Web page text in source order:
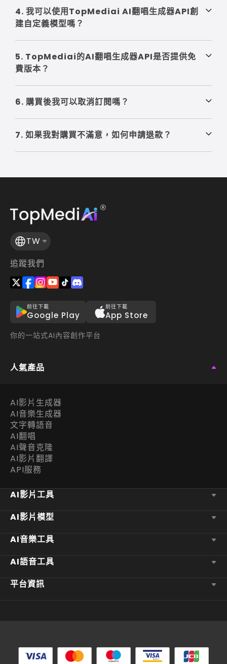
4. 我可以使用TopMediai AI翻唱生成器API創
建自定義模型嗎？
5. TopMediai的AI翻唱生成器API是否提供免
費版本？
6. 購買後我可以取消訂閱嗎？
7. 如果我對購買不滿意，如何申請退款？
TW
追蹤我們
前往下載
Google Play
前往下載
App Store
你的一站式AI內容創作平台
人氣產品
AI影片生成器
AI音樂生成器
文字轉語音
AI翻唱
AI聲音克隆
AI影片翻譯
API服務
AI影片工具
AI影片模型
AI音樂工具
AI語音工具
平台資訊